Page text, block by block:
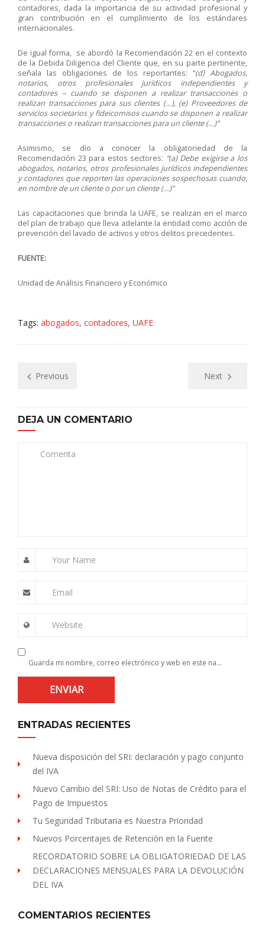
contadores, dada la importancia de su actividad profesional y
gran contribución en el cumplimiento de los estándares
internacionales.
De igual forma, se abordó la Recomendación 22 en el contexto
de la Debida Diligencia del Cliente que, en su parte pertinente,
señala las obligaciones de los reportantes: “(d) Abogados,
notarios, otros profesionales jurídicos independientes y
contadores – cuando se disponen a realizar transacciones o
realizan transacciones para sus clientes (…), (e) Proveedores de
servicios societarios y fideicomisos cuando se disponen a realizar
transacciones o realizan transacciones para un cliente (…)”
Asimismo, se dio a conocer la obligatoriedad de la
Recomendación 23 para estos sectores: “(a) Debe exigirse a los
abogados, notarios, otros profesionales jurídicos independientes
y contadores que reporten las operaciones sospechosas cuando,
en nombre de un cliente o por un cliente (…)”
Las capacitaciones que brinda la UAFE, se realizan en el marco
del plan de trabajo que lleva adelante la entidad como acción de
prevención del lavado de activos y otros delitos precedentes.
FUENTE:
Unidad de Análisis Financiero y Económico
Tags: abogados, contadores, UAFE
Previous Next
DEJA UN COMENTARIO
Comenta
Your Name
Email
Website
Guarda mi nombre, correo electrónico y web en este navegador para la próxima vez que comente.
ENTRADAS RECIENTES
Nueva disposición del SRI: declaración y pago conjunto
del IVA
Nuevo Cambio del SRI: Uso de Notas de Crédito para el
Pago de Impuestos
Tu Seguridad Tributaria es Nuestra Prioridad
Nuevos Porcentajes de Retención en la Fuente
RECORDATORIO SOBRE LA OBLIGATORIEDAD DE LAS
DECLARACIONES MENSUALES PARA LA DEVOLUCIÓN
DEL IVA
COMENTARIOS RECIENTES